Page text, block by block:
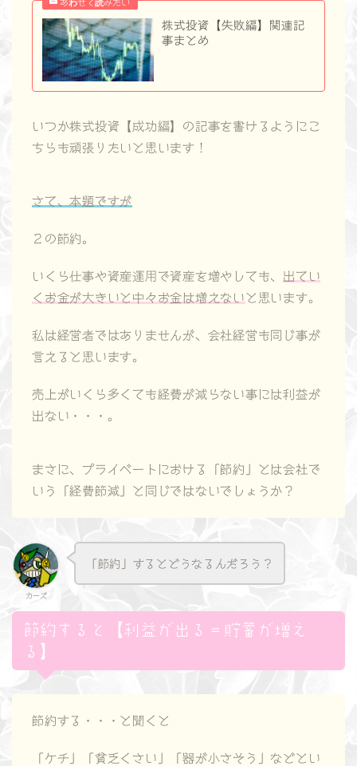
株式投資【失敗編】関連記
事まとめ
いつか株式投資【成功編】の記事を書けるようにこ
ちらも頑張りたいと思います！
さて、本題ですが
２の節約。
いくら仕事や資産運用で資産を増やしても、 出てい
くお金が大きいと中々お金は増えない と思います。
私は経営者ではありませんが、会社経営も同じ事が
言えると思います。
売上がいくら多くても経費が減らない事には利益が
出ない・・・。
まさに、プライベートにおける 「節約」 とは会社で
いう
「経費節減」 と同じではないでしょうか？
カーズ
「節約」するとどうなるんだろう？
節約すると【利益が出る＝貯蓄が増え
る】
節約する・・・と聞くと
「ケチ」「貧乏くさい」「器が小さそう」などとい